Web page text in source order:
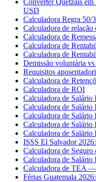
Converter Quetzais
USD
Calculadora Regra 50/
Calculadora de
Calculadora de
Calculadora de
Calculadora de
Demissão voluntária
Requisitos
Calculadora de
Calculadora de ROI
Calculadora de
Calculadora de
Calculadora de
Calculadora de
Calculadora de Salário
ISSS El Salvador
Calculadora de Seguro
Calculadora de
Calculadora de TEA
Férias Guatemala